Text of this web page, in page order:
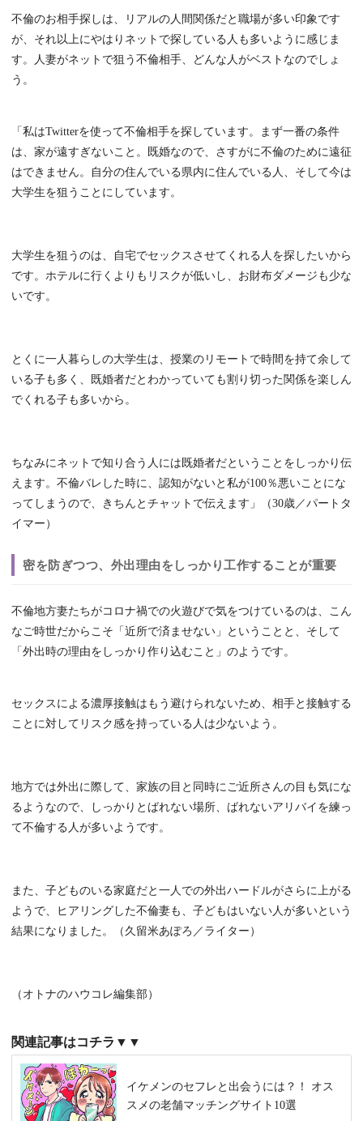
不倫のお相手探しは、リアルの人間関係だと職場が多い印象です
が、それ以上にやはりネットで探している人も多いように感じま
す。人妻がネットで狙う不倫相手、どんな人がベストなのでしょ
う。
「私はTwitterを使って不倫相手を探しています。まず一番の条件
は、家が遠すぎないこと。既婚なので、さすがに不倫のために遠征
はできません。自分の住んでいる県内に住んでいる人、そして今は
大学生を狙うことにしています。
大学生を狙うのは、自宅でセックスさせてくれる人を探したいから
です。ホテルに行くよりもリスクが低いし、お財布ダメージも少な
いです。
とくに一人暮らしの大学生は、授業のリモートで時間を持て余して
いる子も多く、既婚者だとわかっていても割り切った関係を楽しん
でくれる子も多いから。
ちなみにネットで知り合う人には既婚者だということをしっかり伝
えます。不倫バレした時に、認知がないと私が100％悪いことにな
ってしまうので、きちんとチャットで伝えます」（30歳／パートタ
イマー）
密を防ぎつつ、外出理由をしっかり工作することが重要
不倫地方妻たちがコロナ禍での火遊びで気をつけているのは、こん
なご時世だからこそ「近所で済ませない」ということと、そして
「外出時の理由をしっかり作り込むこと」のようです。
セックスによる濃厚接触はもう避けられないため、相手と接触する
ことに対してリスク感を持っている人は少ないよう。
地方では外出に際して、家族の目と同時にご近所さんの目も気にな
るようなので、しっかりとばれない場所、ばれないアリバイを練っ
て不倫する人が多いようです。
また、子どものいる家庭だと一人での外出ハードルがさらに上がる
ようで、ヒアリングした不倫妻も、子どもはいない人が多いという
結果になりました。（久留米あぽろ／ライター）
（オトナのハウコレ編集部）
関連記事はコチラ▼▼
イケメンのセフレと出会うには？！ オス
スメの老舗マッチングサイト10選